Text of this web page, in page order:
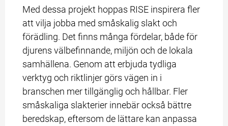
Med dessa projekt hoppas RISE inspirera fler
att vilja jobba med småskalig slakt och
förädling. Det finns många fördelar, både för
djurens välbefinnande, miljön och de lokala
samhällena. Genom att erbjuda tydliga
verktyg och riktlinjer görs vägen in i
branschen mer tillgänglig och hållbar. Fler
småskaliga slakterier innebär också bättre
beredskap, eftersom de lättare kan anpassa